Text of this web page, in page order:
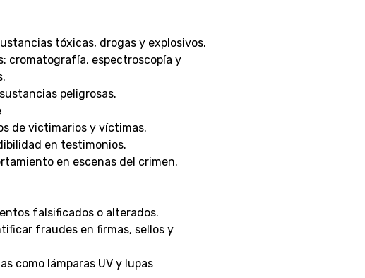
tóxicas, drogas y explosivos.
cromatografía, espectroscopía y
peligrosas.
de victimarios y víctimas.
en testimonios.
en escenas del crimen.
falsificados o alterados.
fraudes en firmas, sellos y
como lámparas UV y lupas